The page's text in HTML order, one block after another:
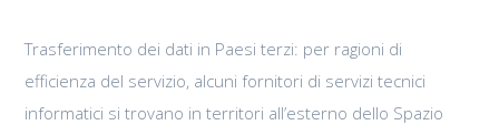
Trasferimento dei dati in Paesi terzi: per ragioni di
efficienza del servizio, alcuni fornitori di servizi tecnici
informatici si trovano in territori all’esterno dello Spazio